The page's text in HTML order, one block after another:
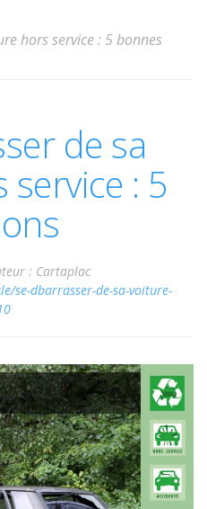
hors service : 5 bonnes
de sa
: 5
: Cartaplac
se-dbarrasser-de-sa-voiture-